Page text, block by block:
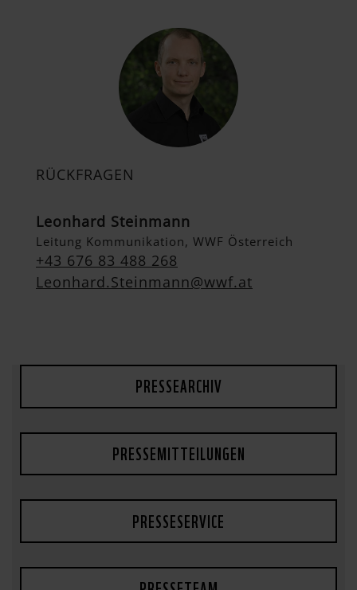
RÜCKFRAGEN
Leonhard Steinmann
Leitung Kommunikation, WWF Österreich
+43 676 83 488 268
Leonhard.Steinmann@wwf.at
PRESSEARCHIV
PRESSEMITTEILUNGEN
PRESSESERVICE